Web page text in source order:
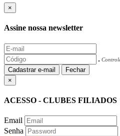
×
Assine nossa newsletter
Cadastrar e-mail
Fechar
×
ACESSO - CLUBES FILIADOS
Email
Senha